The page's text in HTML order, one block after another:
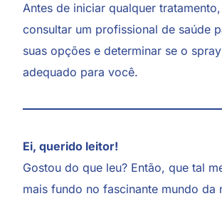
Antes de iniciar qualquer
consultar um profissional de saúde
suas opções e determinar se o
adequado para você.
Ei, querido leitor!
Gostou do que leu? Então, que tal
mais fundo no fascinante mundo da